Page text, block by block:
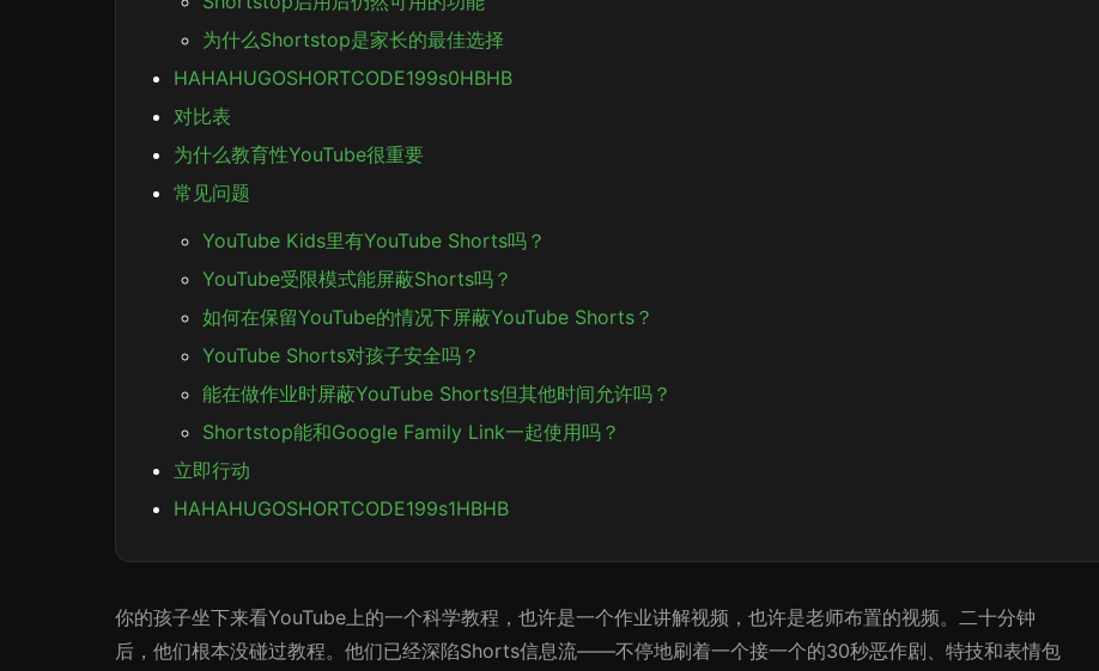
为什么Shortstop是家长的最佳选择
HAHAHUGOSHORTCODE199s0HBHB
对比表
为什么教育性YouTube很重要
常见问题
YouTube Kids里有YouTube Shorts吗？
YouTube受限模式能屏蔽Shorts吗？
如何在保留YouTube的情况下屏蔽YouTube Shorts？
YouTube Shorts对孩子安全吗？
能在做作业时屏蔽YouTube Shorts但其他时间允许吗？
Shortstop能和Google Family Link一起使用吗？
立即行动
HAHAHUGOSHORTCODE199s1HBHB
你的孩子坐下来看YouTube上的一个科学教程，也许是一个作业讲解视频，也许是老师布置的视频。二十分钟
后，他们根本没碰过教程。他们已经深陷Shorts信息流——不停地刷着一个接一个的30秒恶作剧、特技和表情包